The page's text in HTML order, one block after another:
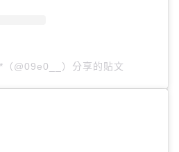
@09e0__）分享的貼文